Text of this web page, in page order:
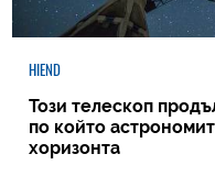
HIEND
Този телескоп
по който
хоризонта